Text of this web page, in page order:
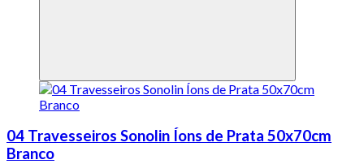
04 Travesseiros Sonolin Íons de Prata 50x70cm
Branco